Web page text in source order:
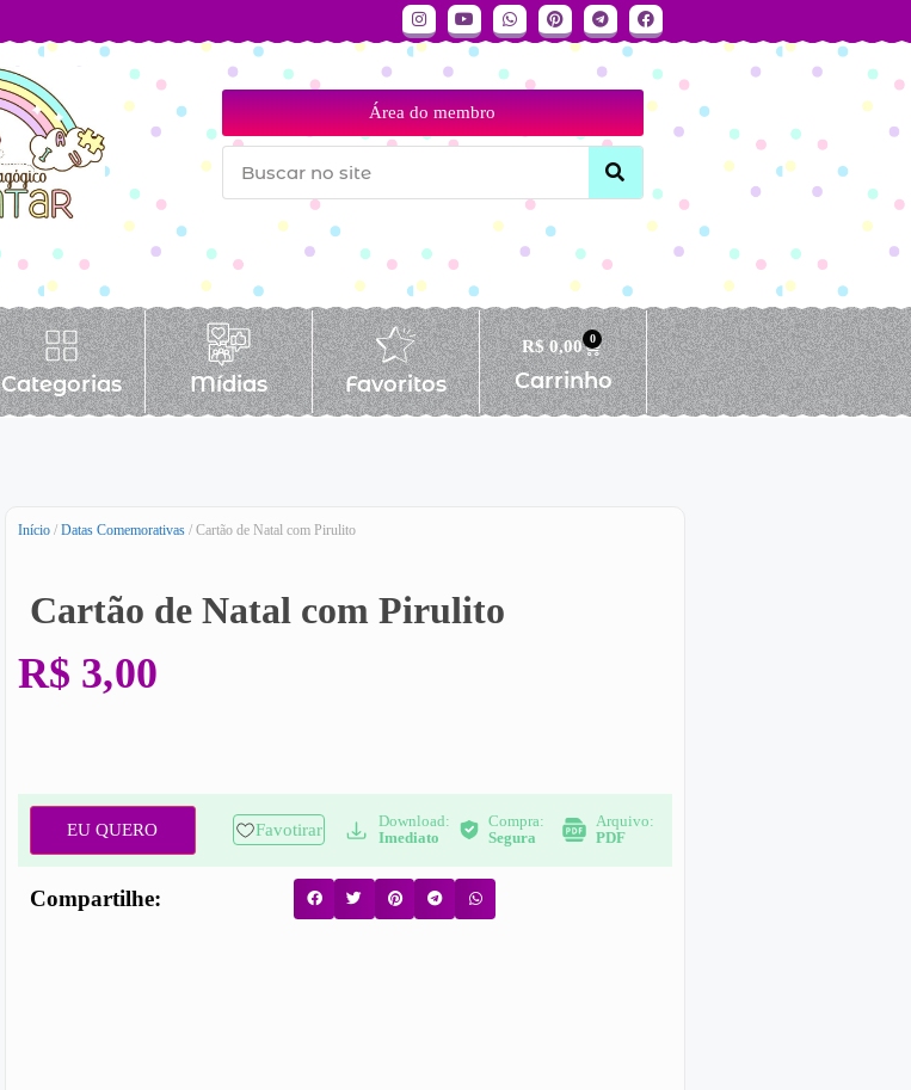
Área do membro
Categorias Mídias Favoritos
R$0,00 0
Carrinho
Início / Datas Comemorativas / Cartão de Natal com Pirulito
Cartão de Natal com Pirulito
R$ 3,00
EU QUERO Favotirar
Download:
Imediato
Compra:
Segura
Arquivo:
PDF
Compartilhe: